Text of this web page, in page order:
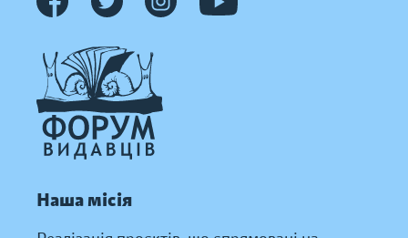
Наша місія